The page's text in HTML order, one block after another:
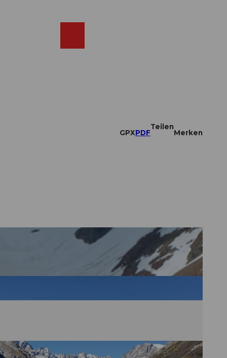
GPXPDF
Teilen
Merken